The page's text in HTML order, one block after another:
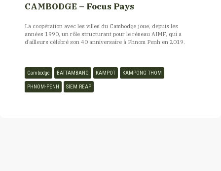
CAMBODGE – Focus Pays
La coopération avec les villes du Cambodge joue, depuis les
années 1990, un rôle structurant pour le réseau AIMF, qui a
d’ailleurs célébré son 40 anniversaire à Phnom Penh en 2019.
Cambodge BATTAMBANG KAMPOT KAMPONG THOM
PHNOM-PENH SIEM REAP